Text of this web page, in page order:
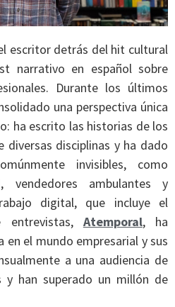
escritor detrás del hit cultural
narrativo en español sobre
Durante los últimos
una perspectiva única
ha escrito las historias de los
diversas disciplinas y ha dado
invisibles, como
vendedores ambulantes y
digital, que incluye el
entrevistas, Atemporal, ha
el mundo empresarial y sus
a una audiencia de
y han superado un millón de